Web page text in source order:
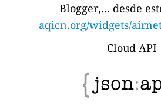
Blogger,... desde
aqicn.org/widgets/
Cloud API